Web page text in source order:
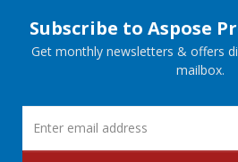
Subscribe to Aspose
Get monthly newsletters & offers
mailbox.